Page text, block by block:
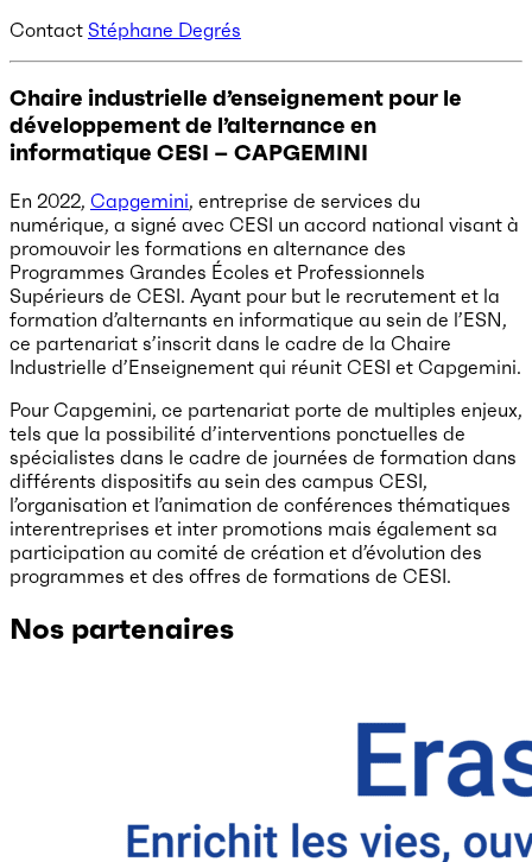
Contact Stéphane Degrés
Chaire industrielle d’enseignement pour le
développement de l’alternance en
informatique CESI – CAPGEMINI
En 2022, Capgemini, entreprise de services du
numérique, a signé avec CESI un accord national visant à
promouvoir les formations en alternance des
Programmes Grandes Écoles et Professionnels
Supérieurs de CESI. Ayant pour but le recrutement et la
formation d’alternants en informatique au sein de l’ESN,
ce partenariat s’inscrit dans le cadre de la Chaire
Industrielle d’Enseignement qui réunit CESI et Capgemini.
Pour Capgemini, ce partenariat porte de multiples enjeux,
tels que la possibilité d’interventions ponctuelles de
spécialistes dans le cadre de journées de formation dans
différents dispositifs au sein des campus CESI,
l’organisation et l’animation de conférences thématiques
interentreprises et inter promotions mais également sa
participation au comité de création et d’évolution des
programmes et des offres de formations de CESI.
Nos partenaires